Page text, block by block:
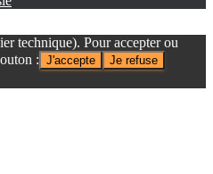
technique). Pour accepter ou
: J'accepte
Je refuse